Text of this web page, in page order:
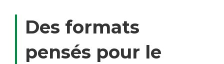
Des formats
pensés pour le